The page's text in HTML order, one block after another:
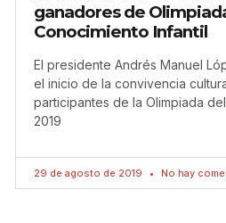
ganadores de
Conocimiento Infantil
El presidente Andrés Manuel
el inicio de la convivencia
participantes de la Olimpiada
2019
29 de agosto de 2019 No hay